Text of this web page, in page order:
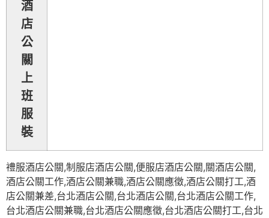
酒
店
公
關
上
班
服
裝
禮服酒店公關,制服店酒店公關,便服店酒店公關,關酒店公關,
酒店公關工作,酒店公關兼職,酒店公關應徵,酒店公關打工,酒
店公關兼差,台北酒店公關,台北酒店公關,台北酒店公關工作,
台北酒店公關兼職,台北酒店公關應徵,台北酒店公關打工,台北